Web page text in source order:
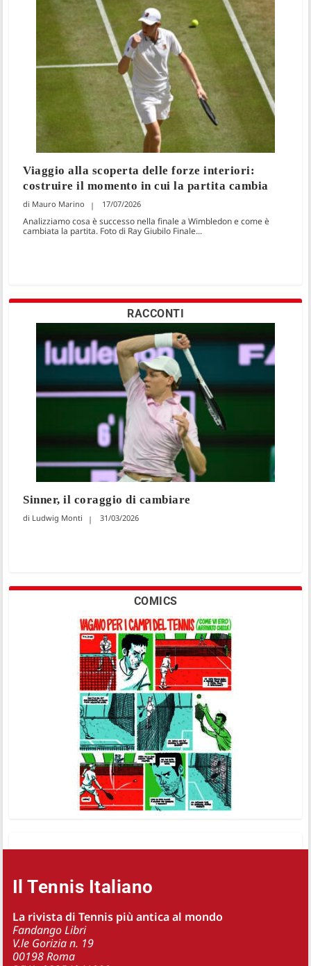
Viaggio alla scoperta delle forze interiori:
costruire il momento in cui la partita cambia
Mauro Marino 17/07/2026
Analizziamo cosa è successo nella finale a Wimbledon e come è
cambiata la partita. Foto di Ray Giubilo Finale...
RACCONTI
Sinner, il coraggio di cambiare
Ludwig Monti 31/03/2026
COMICS
Il Tennis Italiano
La rivista di Tennis più antica al mondo
Fandango Libri
V.le Gorizia n. 19
00198 Roma